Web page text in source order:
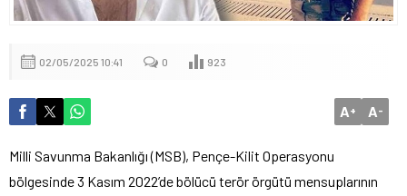
02/05/2025 10:41 0 923
A+ A-
Milli Savunma Bakanlığı (MSB), Pençe-Kilit Operasyonu
bölgesinde 3 Kasım 2022’de bölücü terör örgütü mensuplarının